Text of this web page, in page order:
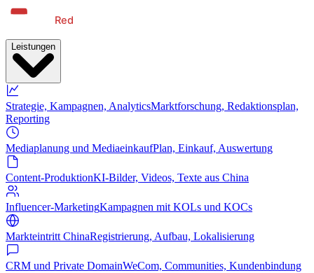
Leistungen
Strategie, Kampagnen, AnalyticsMarktforschung, Redaktionsplan,
Reporting
Mediaplanung und MediaeinkaufPlan, Einkauf, Auswertung
Content-ProduktionKI-Bilder, Videos, Texte aus China
Influencer-MarketingKampagnen mit KOLs und KOCs
Markteintritt ChinaRegistrierung, Aufbau, Lokalisierung
CRM und Private DomainWeCom, Communities, Kundenbindung